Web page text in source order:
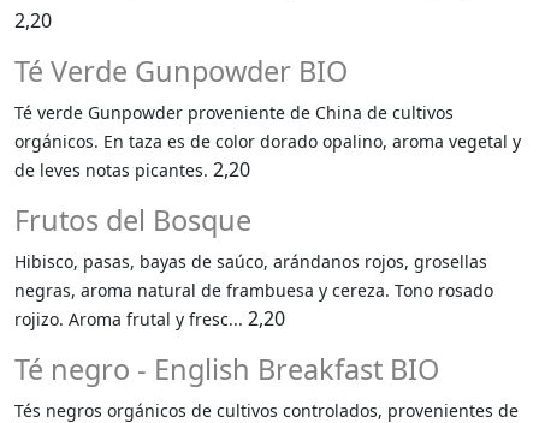
2,20
Té Verde Gunpowder BIO
Té verde Gunpowder proveniente de China de cultivos
orgánicos. En taza es de color dorado opalino, aroma vegetal y
de leves notas picantes. 2,20
Frutos del Bosque
Hibisco, pasas, bayas de saúco, arándanos rojos, grosellas
negras, aroma natural de frambuesa y cereza. Tono rosado
rojizo. Aroma frutal y fresc... 2,20
Té negro - English Breakfast BIO
Tés negros orgánicos de cultivos controlados, provenientes de